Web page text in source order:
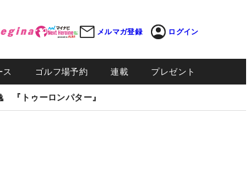
メルマガ登録 ログイン
ス ゴルフ場予約 連載 プレゼント
『トゥーロンパター』